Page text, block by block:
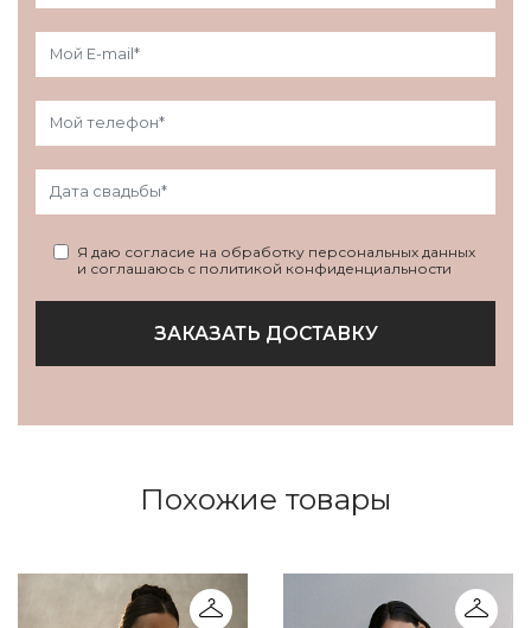
Я даю согласие на обработку персональных данных
и соглашаюсь с политикой конфиденциальности
ЗАКАЗАТЬ ДОСТАВКУ
Похожие товары